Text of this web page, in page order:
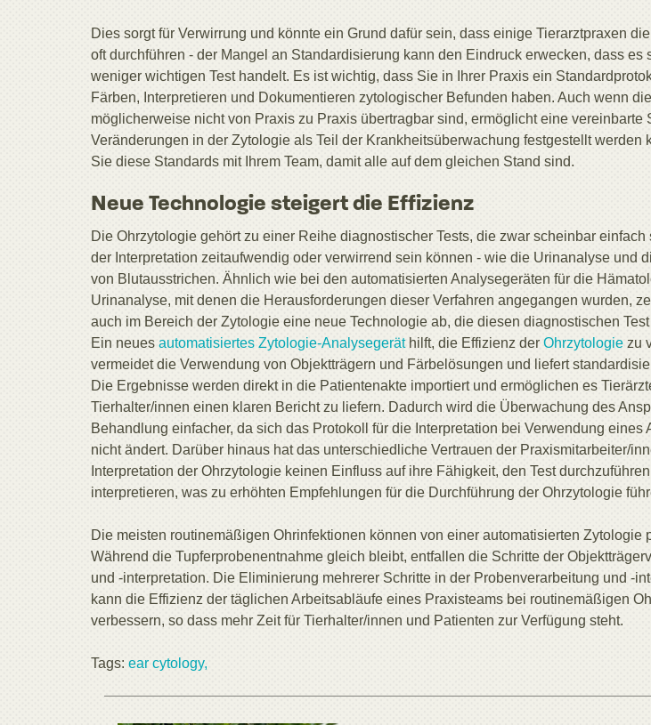
Dies sorgt für Verwirrung und könnte ein Grund dafür sein, dass einige Tierarztpraxen
oft durchführen - der Mangel an Standardisierung kann den Eindruck erwecken, dass es
weniger wichtigen Test handelt. Es ist wichtig, dass Sie in Ihrer Praxis ein
Färben, Interpretieren und Dokumentieren zytologischer Befunden haben. Auch wenn
möglicherweise nicht von Praxis zu Praxis übertragbar sind, ermöglicht eine vereinbarte
Veränderungen in der Zytologie als Teil der Krankheitsüberwachung festgestellt werden
Sie diese Standards mit Ihrem Team, damit alle auf dem gleichen Stand sind.
Neue Technologie steigert die Effizienz
Die Ohrzytologie gehört zu einer Reihe diagnostischer Tests, die zwar scheinbar einfach
der Interpretation zeitaufwendig oder verwirrend sein können - wie die Urinanalyse und
von Blutausstrichen. Ähnlich wie bei den automatisierten Analysegeräten für die
Urinanalyse, mit denen die Herausforderungen dieser Verfahren angegangen wurden,
auch im Bereich der Zytologie eine neue Technologie ab, die diesen diagnostischen
Ein neues automatisiertes Zytologie-Analysegeräthilft, die Effizienz der Ohrzytologie zu
vermeidet die Verwendung von Objektträgern und Färbelösungen und liefert
Die Ergebnisse werden direkt in die Patientenakte importiert und ermöglichen es
Tierhalter/innen einen klaren Bericht zu liefern. Dadurch wird die Überwachung des
Behandlung einfacher, da sich das Protokoll für die Interpretation bei Verwendung eines
nicht ändert. Darüber hinaus hat das unterschiedliche Vertrauen der Praxismitarbeiter/
Interpretation der Ohrzytologie keinen Einfluss auf ihre Fähigkeit, den Test
interpretieren, was zu erhöhten Empfehlungen für die Durchführung der Ohrzytologie
Die meisten routinemäßigen Ohrinfektionen können von einer automatisierten Zytologie
Während die Tupferprobenentnahme gleich bleibt, entfallen die Schritte der
und -interpretation. Die Eliminierung mehrerer Schritte in der Probenverarbeitung und -
kann die Effizienz der täglichen Arbeitsabläufe eines Praxisteams bei routinemäßigen
verbessern, so dass mehr Zeit für Tierhalter/innen und Patienten zur Verfügung steht.
Tags: ear cytology,